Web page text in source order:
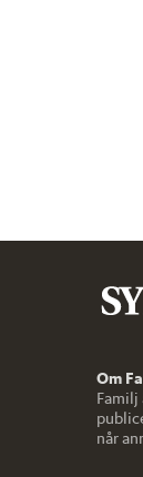
Om
Familj
når